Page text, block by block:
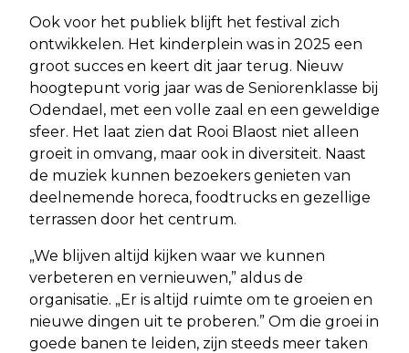
Ook voor het publiek blijft het festival zich
ontwikkelen. Het kinderplein was in 2025 een
groot succes en keert dit jaar terug. Nieuw
hoogtepunt vorig jaar was de Seniorenklasse bij
Odendael, met een volle zaal en een geweldige
sfeer. Het laat zien dat Rooi Blaost niet alleen
groeit in omvang, maar ook in diversiteit. Naast
de muziek kunnen bezoekers genieten van
deelnemende horeca, foodtrucks en gezellige
terrassen door het centrum.
„We blijven altijd kijken waar we kunnen
verbeteren en vernieuwen,” aldus de
organisatie. „Er is altijd ruimte om te groeien en
nieuwe dingen uit te proberen.” Om die groei in
goede banen te leiden, zijn steeds meer taken